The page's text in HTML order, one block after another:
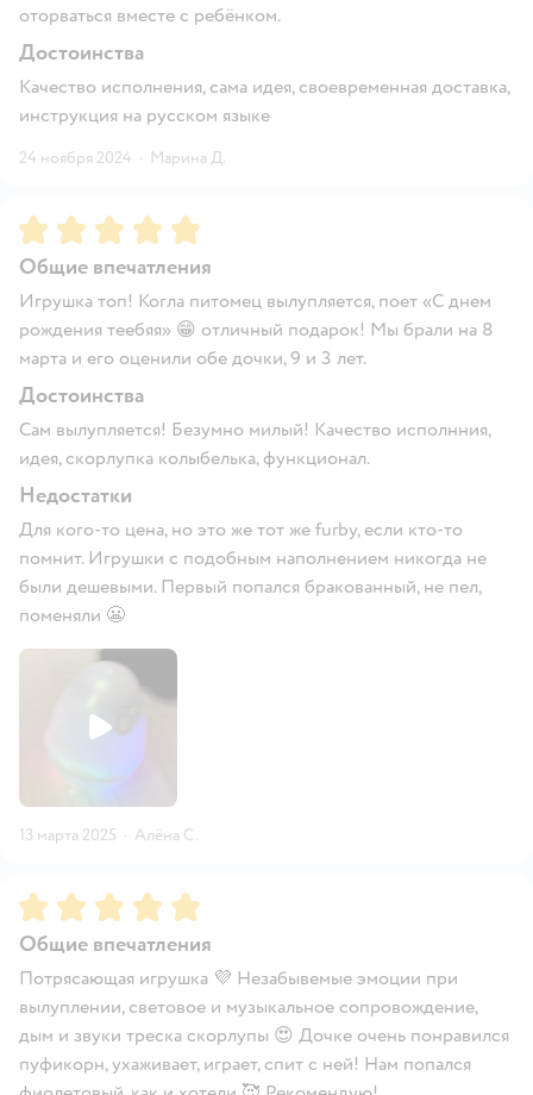
оторваться вместе с ребёнком.
Достоинства
Качество исполнения, сама идея, своевременная доставка,
инструкция на русском языке
24 ноября 2024 · Марина Д.
Рейтинг:5
Общие впечатления
Игрушка топ! Когла питомец вылупляется, поет «С днем
рождения теебяя» 😁 отличный подарок! Мы брали на 8
марта и его оценили обе дочки, 9 и 3 лет.
Достоинства
Сам вылупляется! Безумно милый! Качество исполнния,
идея, скорлупка колыбелька, функционал.
Недостатки
Для кого-то цена, но это же тот же furby, если кто-то
помнит. Игрушки с подобным наполнением никогда не
были дешевыми. Первый попался бракованный, не пел,
поменяли 😬
13 марта 2025 · Алёна С.
Рейтинг:5
Общие впечатления
Потрясающая игрушка 💜 Незабывемые эмоции при
вылуплении, световое и музыкальное сопровождение,
дым и звуки треска скорлупы 😍 Дочке очень понравился
пуфикорн, ухаживает, играет, спит с ней! Нам попался